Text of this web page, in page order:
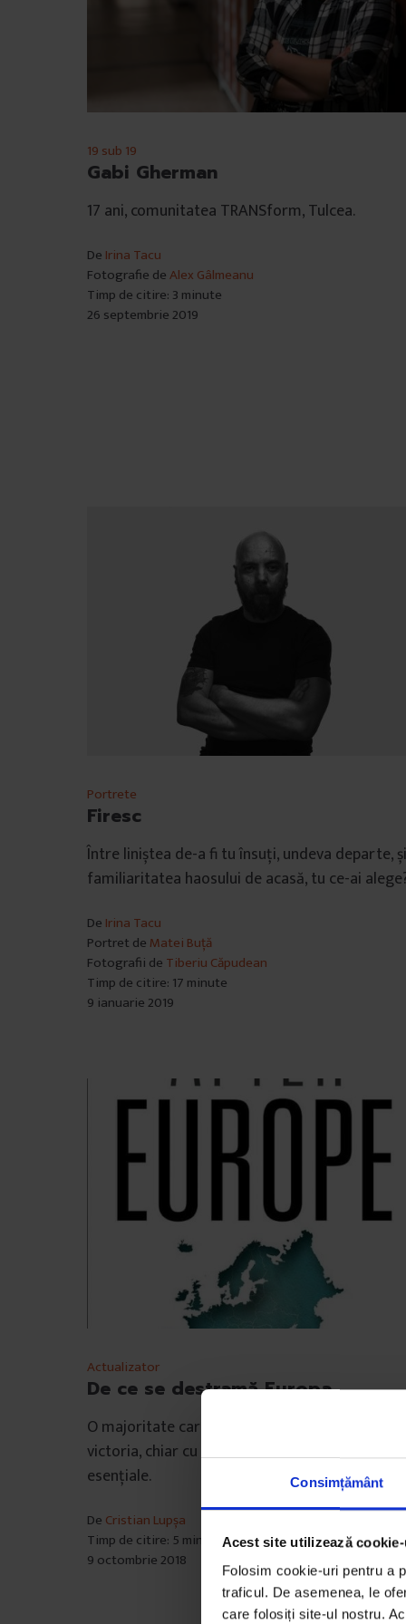
Consimțământ
Acest site utilizează
Folosim cookie-uri pentru a
traficul. De asemenea, le
care folosiți site-ul nostru.
19 sub 19
Gabi Gherman
17 ani, comunitatea TRANSform, Tulcea.
De Irina Tacu
Fotografie deAlex Gâlmeanu
Timp de citire: 3 minute
26 septembrie 2019
Portrete
Firesc
Între liniștea de-a fi tu însuți, undeva departe, și
familiaritatea haosului de acasă, tu ce-ai
De Irina Tacu
Portret de Matei Buță
Fotografii de Tiberiu Căpudean
Timp de citire: 17 minute
9 ianuarie 2019
Actualizator
De ce se destramă Europa
O majoritate care se simte amenințată caută
victoria, chiar cu riscul distrugerii instituțiilor
esențiale.
De Cristian Lupșa
Timp de citire: 5 minute
9 octombrie 2018